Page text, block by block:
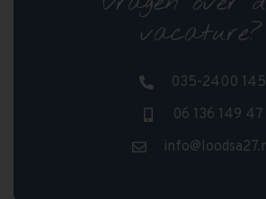
vacature?
035-2400 145
06 136 149 47